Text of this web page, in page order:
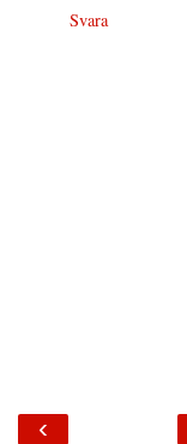
Svara
‹